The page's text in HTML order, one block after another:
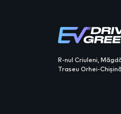
R-nul Criuleni,
Traseu Orhei-